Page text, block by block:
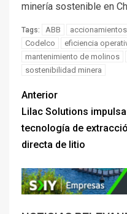
minería sostenible en
Tags: ABB
Codelco
eficiencia
mantenimiento de molinos
sostenibilidad minera
Anterior
Lilac Solutions impulsa
tecnología de
directa de litio